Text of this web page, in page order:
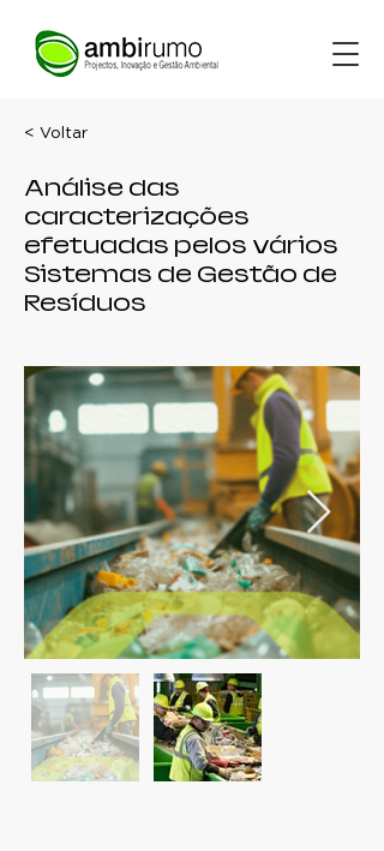
< Voltar
Análise das
caracterizações
efetuadas pelos vários
Sistemas de Gestão de
Resíduos